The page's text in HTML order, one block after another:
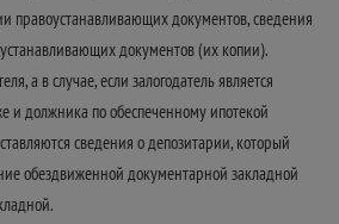
правоустанавливающих документов, сведения
документов (их копии).
а в случае, если залогодатель является
и должника по обеспеченному ипотекой
сведения о депозитарии, который
обездвиженной документарной закладной